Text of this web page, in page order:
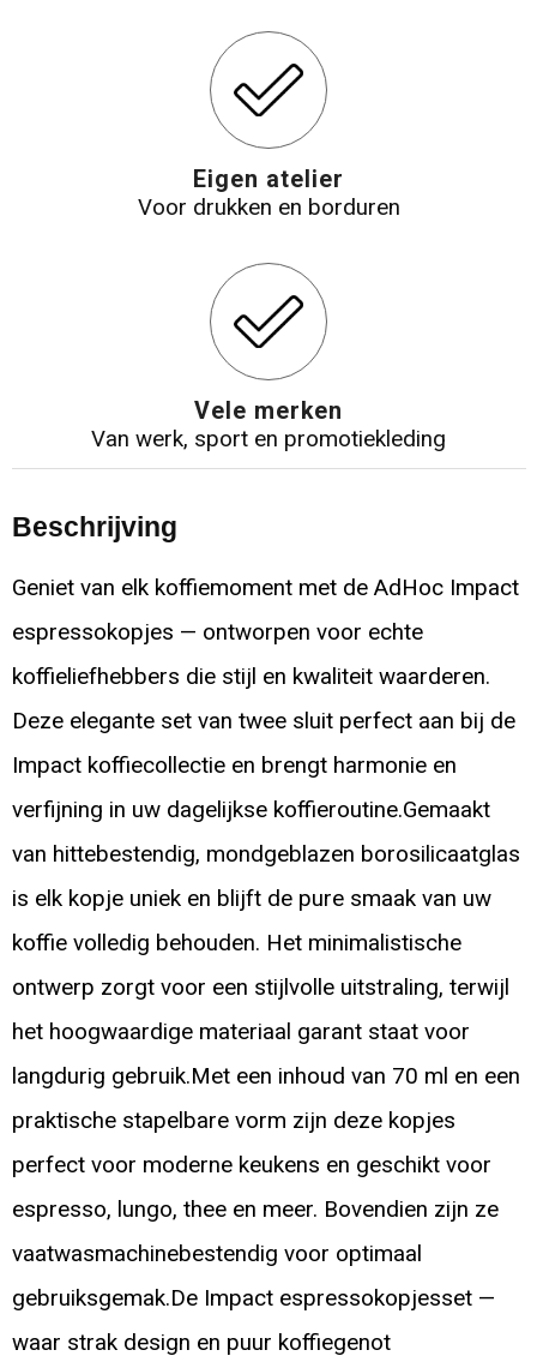
Eigen atelier
Voor drukken en borduren
Vele merken
Van werk, sport en promotiekleding
Beschrijving
Geniet van elk koffiemoment met de AdHoc Impact
espressokopjes — ontworpen voor echte
koffieliefhebbers die stijl en kwaliteit waarderen.
Deze elegante set van twee sluit perfect aan bij de
Impact koffiecollectie en brengt harmonie en
verfijning in uw dagelijkse koffieroutine.Gemaakt
van hittebestendig, mondgeblazen borosilicaatglas
is elk kopje uniek en blijft de pure smaak van uw
koffie volledig behouden. Het minimalistische
ontwerp zorgt voor een stijlvolle uitstraling, terwijl
het hoogwaardige materiaal garant staat voor
langdurig gebruik.Met een inhoud van 70 ml en een
praktische stapelbare vorm zijn deze kopjes
perfect voor moderne keukens en geschikt voor
espresso, lungo, thee en meer. Bovendien zijn ze
vaatwasmachinebestendig voor optimaal
gebruiksgemak.De Impact espressokopjesset —
waar strak design en puur koffiegenot